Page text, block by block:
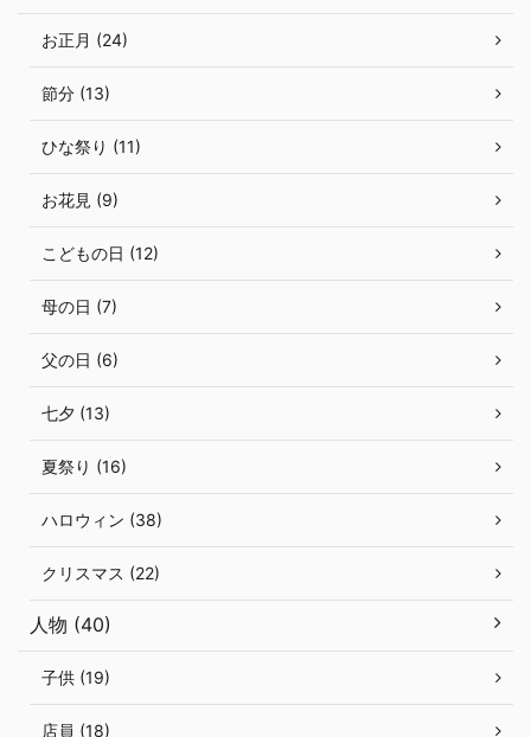
お正月 (24)
節分 (13)
ひな祭り (11)
お花見 (9)
こどもの日 (12)
母の日 (7)
父の日 (6)
七夕 (13)
夏祭り (16)
ハロウィン (38)
クリスマス (22)
人物 (40)
子供 (19)
店員 (18)